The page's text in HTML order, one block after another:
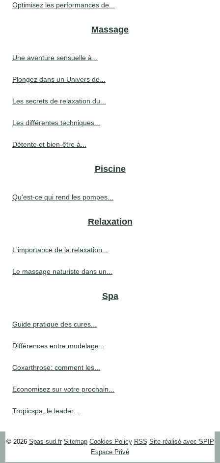
Optimisez les performances de...
Massage
Une aventure sensuelle à...
Plongez dans un Univers de...
Les secrets de relaxation du...
Les différentes techniques...
Détente et bien-être à...
Piscine
Qu'est-ce qui rend les pompes...
Relaxation
L'importance de la relaxation...
Le massage naturiste dans un...
Spa
Guide pratique des cures...
Différences entre modelage...
Coxarthrose: comment les...
Economisez sur votre prochain...
Tropicspa, le leader...
© 2026 Spas-sud.fr Sitemap Cookies Policy RSS Site réalisé avec SPIP
Espace Privé